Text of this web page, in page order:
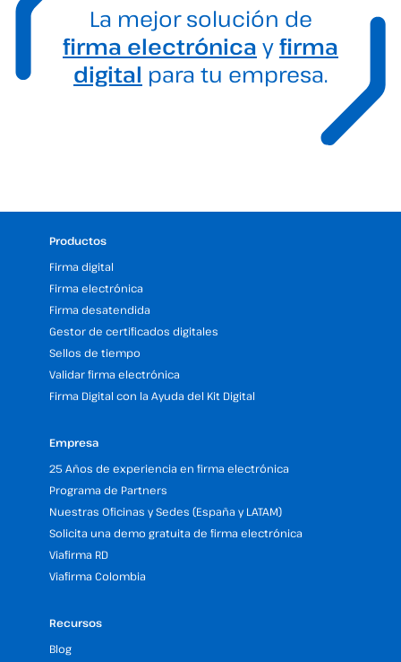
La mejor solución de
firma electrónica yfirma
digital para tu empresa.
Productos
Firma digital
Firma electrónica
Firma desatendida
Gestor de certificados digitales
Sellos de tiempo
Validar firma electrónica
Firma Digital con la Ayuda del Kit Digital
Empresa
25 Años de experiencia en firma electrónica
Programa de Partners
Nuestras Oficinas y Sedes (España y LATAM)
Solicita una demo gratuita de firma electrónica
Viafirma RD
Viafirma Colombia
Recursos
Blog